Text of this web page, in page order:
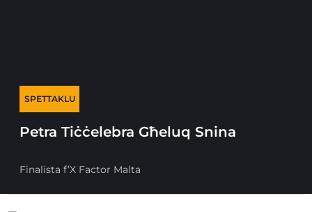
SPETTAKLU
Petra Tiċċelebra Għeluq Snina
Finalista f’X Factor Malta